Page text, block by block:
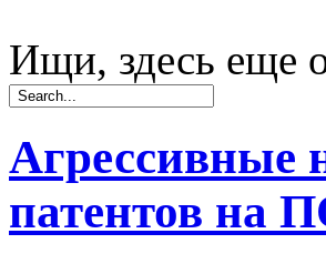
Ищи, здесь еще
Агрессивные
патентов на